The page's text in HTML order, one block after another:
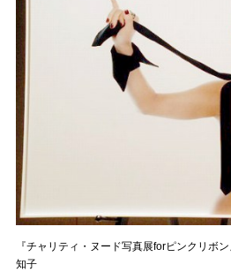
『チャリティ・ヌード写真展forピンクリボ
知子